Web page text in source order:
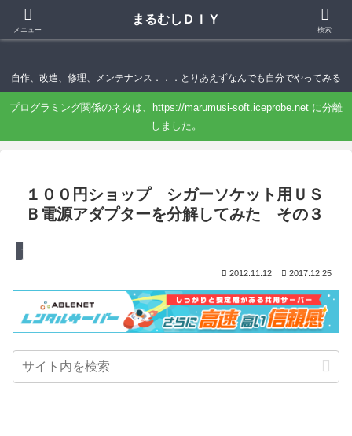
まるむしＤＩＹ
自作、改造、修理、メンテナンス．．．とりあえずなんでも自分でやってみる
プログラミング関係のネタは、https://marumusi-soft.iceprobe.net に分離
しました。
１００円ショップ シガーソケット用ＵＳ
Ｂ電源アダプターを分解してみた その３
１００均マニア 使える？
2012.11.12 2017.12.25
メニュー
まるむしＤＩＹ
検索